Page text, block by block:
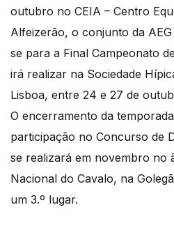
outubro no CEIA – Centro
Alfeizerão, o conjunto da
se para a Final Campeonato
irá realizar na Sociedade
Lisboa, entre 24 e 27 de
O encerramento da
participação no Concurso de
se realizará em novembro no
Nacional do Cavalo, na
um 3.º lugar.